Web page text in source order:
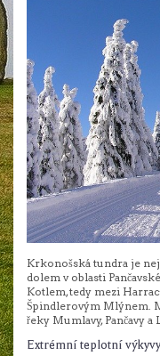
Krkonošská tundra je
dolem v oblasti
Kotlem, tedy mezi
Špindlerovým Mlýnem.
řeky Mumlavy, Pančavy a
Extrémní teplotní